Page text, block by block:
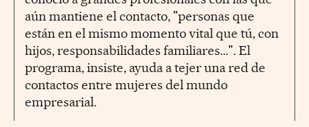
aún mantiene el contacto, "personas que
están en el mismo momento vital que tú, con
hijos, responsabilidades familiares...". El
programa, insiste, ayuda a tejer una red de
contactos entre mujeres del mundo
empresarial.